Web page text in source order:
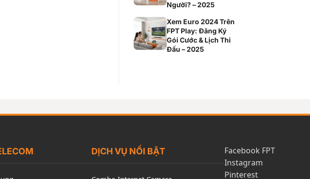
Người? – 2025
Xem Euro 2024 Trên
FPT Play: Đăng Ký
Gói Cước & Lịch Thi
Đấu – 2025
DỊCH VỤ NỔI BẬT
Facebook FPT
Instagram
Pinterest